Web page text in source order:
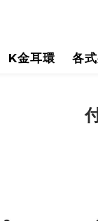
K金耳環 各